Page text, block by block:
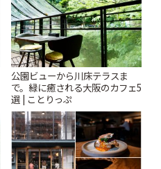
公園ビューから川床テラスま
で。緑に癒される大阪のカフェ5
選 | ことりっぷ